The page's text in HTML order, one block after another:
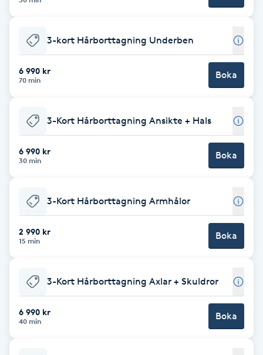
Fotsvamp
Fotvård
Fransar
Fransförlängning
Fransförlängning Megavolym
Fransförlängning Volym
Fransk manikyr
Fransrengöring
Frekvensterapi
3-kort Hårborttagning Underben
6 990 kr
70 min Boka
3-Kort Hårborttagning Ansikte + Hals
6 990 kr
30 min Boka
3-Kort Hårborttagning Armhålor
2 990 kr
15 min Boka
3-Kort Hårborttagning Axlar + Skuldror
6 990 kr
40 min Boka